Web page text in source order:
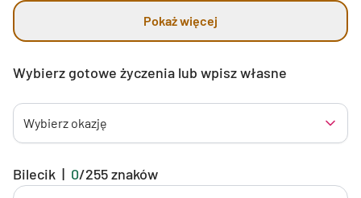
Pokaż więcej
Wybierz gotowe życzenia lub wpisz własne
Wybierz okazję
Bilecik | 0/255znaków